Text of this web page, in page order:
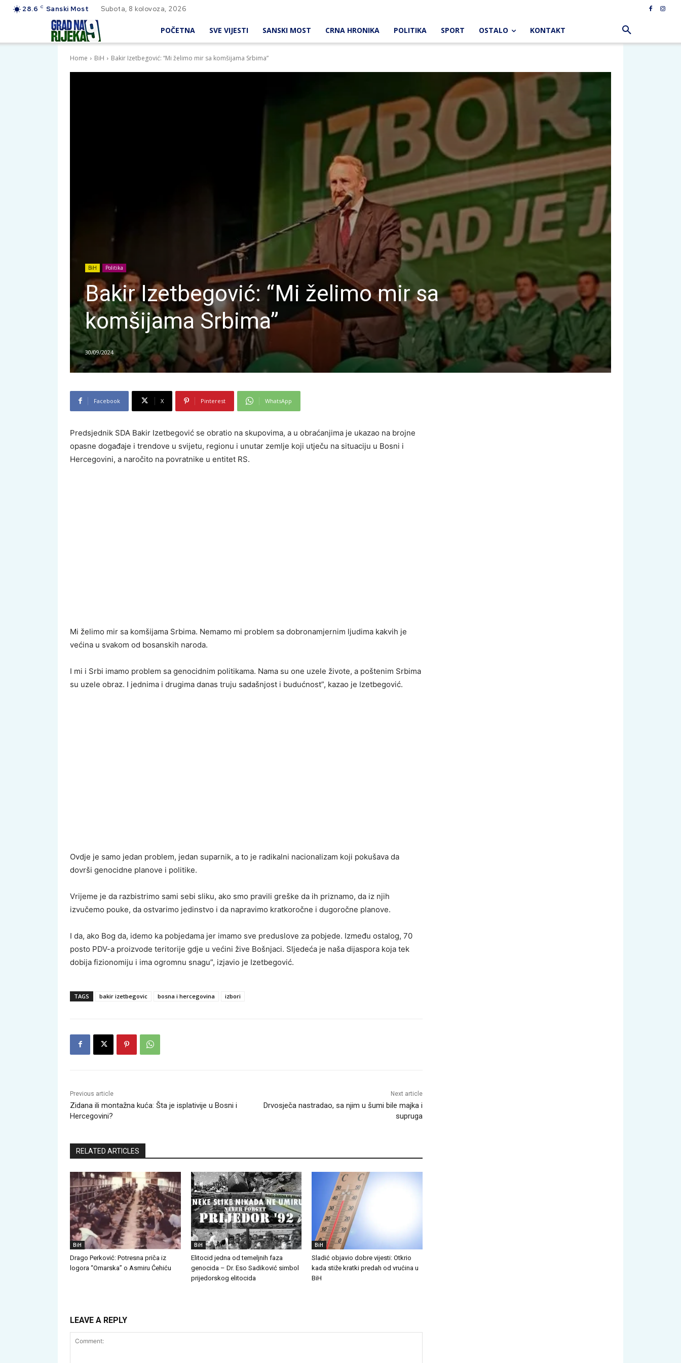
28.6 C Sanski Most Subota, 8 kolovoza, 2026
POČETNA SVE VIJESTI SANSKI MOST CRNA HRONIKA POLITIKA SPORT OSTALO KONTAKT
Home BiH Bakir Izetbegović: “Mi želimo mir sa komšijama Srbima”
BiH Politika
Bakir Izetbegović: “Mi želimo mir sa
komšijama Srbima”
30/09/2024
Facebook X Pinterest WhatsApp
Predsjednik SDA Bakir Izetbegović se obratio na skupovima, a u obraćanjima je ukazao na brojne
opasne događaje i trendove u svijetu, regionu i unutar zemlje koji utječu na situaciju u Bosni i
Hercegovini, a naročito na povratnike u entitet RS.
Mi želimo mir sa komšijama Srbima. Nemamo mi problem sa dobronamjernim ljudima kakvih je
većina u svakom od bosanskih naroda.
I mi i Srbi imamo problem sa genocidnim politikama. Nama su one uzele živote, a poštenim Srbima
su uzele obraz. I jednima i drugima danas truju sadašnjost i budućnost”, kazao je Izetbegović.
Ovdje je samo jedan problem, jedan suparnik, a to je radikalni nacionalizam koji pokušava da
dovrši genocidne planove i politike.
Vrijeme je da razbistrimo sami sebi sliku, ako smo pravili greške da ih priznamo, da iz njih
izvučemo pouke, da ostvarimo jedinstvo i da napravimo kratkoročne i dugoročne planove.
I da, ako Bog da, idemo ka pobjedama jer imamo sve preduslove za pobjede. Između ostalog, 70
posto PDV-a proizvode teritorije gdje u većini žive Bošnjaci. Sljedeća je naša dijaspora koja tek
dobija fizionomiju i ima ogromnu snagu”, izjavio je Izetbegović.
TAGS bakir izetbegovic bosna i hercegovina izbori
Previous article
Zidana ili montažna kuća: Šta je isplativije u Bosni i
Hercegovini?
Next article
Drvosječa nastradao, sa njim u šumi bile majka i
supruga
RELATED ARTICLES
BiH
Drago Perković: Potresna priča iz
logora “Omarska” o Asmiru Ćehiću
BiH
Elitocid jedna od temeljnih faza
genocida – Dr. Eso Sadiković simbol
prijedorskog elitocida
BiH
Sladić objavio dobre vijesti: Otkrio
kada stiže kratki predah od vrućina u
BiH
LEAVE A REPLY